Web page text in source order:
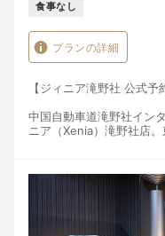
食事なし
プランの詳細
【ジィニア滝野社 公式予
中国自動車道滝野社イン
ニア（Xenia）滝野社店
・18時～翌11時まで滞在
・ウォーターサーバー完